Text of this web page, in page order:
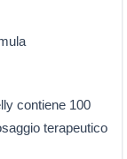
contiene 100
terapeutico